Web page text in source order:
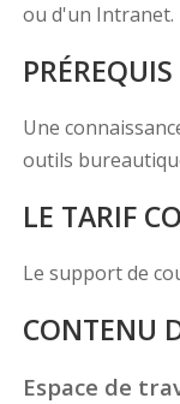
ou d'un Intranet.
PRÉREQUIS
Une
outils
LE TARIF
Le support de
CONTENU
Espace de